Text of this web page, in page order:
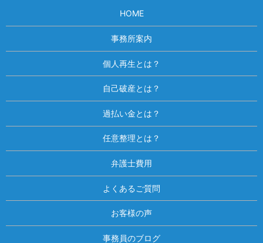
HOME
事務所案内
個人再生とは？
自己破産とは？
過払い金とは？
任意整理とは？
弁護士費用
よくあるご質問
お客様の声
事務員のブログ